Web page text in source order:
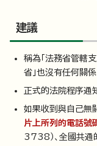
建議
稱為「法務省管轄
省」也沒有任何關係
正式的法院程序通
如果收到與自己無
片上所列的電話號
3738）、全國共通